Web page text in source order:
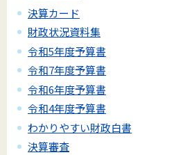
決算カード
財政状況資料集
令和5年度予算書
令和7年度予算書
令和6年度予算書
令和4年度予算書
わかりやすい財政白書
決算審査